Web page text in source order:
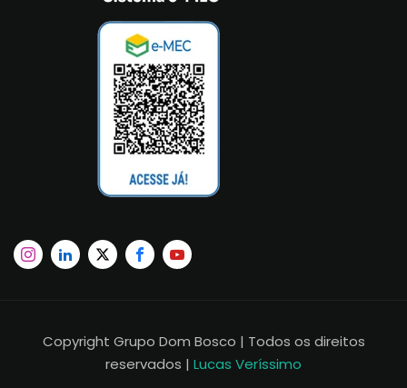
Copyright Grupo Dom Bosco | Todos os direitos
reservados | Lucas Veríssimo